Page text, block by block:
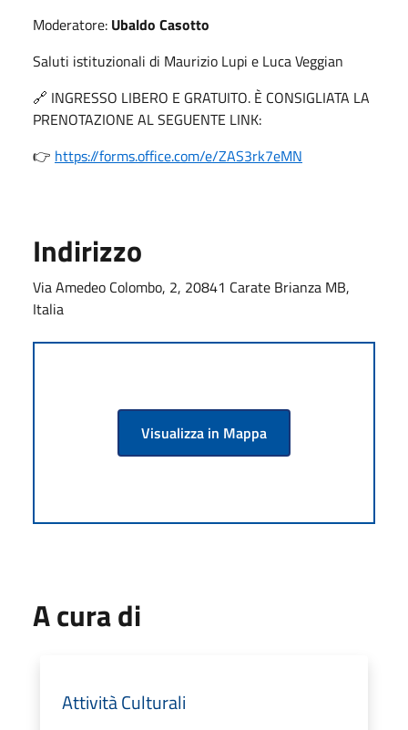
Moderatore: Ubaldo Casotto
Saluti istituzionali di Maurizio Lupi e Luca Veggian
🔗 INGRESSO LIBERO E GRATUITO. È CONSIGLIATA LA
PRENOTAZIONE AL SEGUENTE LINK:
👉 https://forms.office.com/e/ZAS3rk7eMN
Indirizzo
Via Amedeo Colombo, 2, 20841 Carate Brianza MB,
Italia
Visualizza in Mappa
A cura di
Attività Culturali